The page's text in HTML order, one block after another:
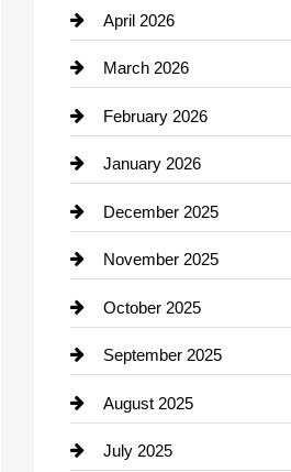
Business and Economy
Business and Investment
cannabis
Canopy
Car dealer
Car Dealerships
Car Rental Agency
Career and Jobs
Carpet Cleaning
Casino
April 2026
March 2026
February 2026
January 2026
December 2025
November 2025
October 2025
September 2025
August 2025
July 2025